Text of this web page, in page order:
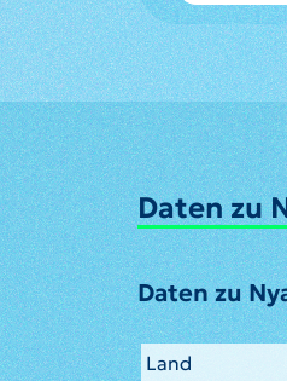
Daten zu
Daten zu
Land